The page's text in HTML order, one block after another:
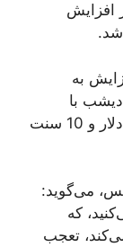
روز دوشنبه 1831.62 دلار افزایش
با 0.2 درصد افزایش به
دیشب با
28.50 دلار یا 1.6 درصد کاهش به 1800 دلار و 10 سنت
می‌گوید:
که
تعجب